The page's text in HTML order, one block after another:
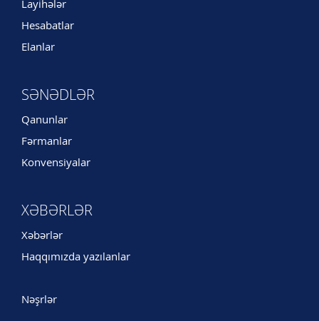
Layihələr
Hesabatlar
Elanlar
SƏNƏDLƏR
Qanunlar
Fərmanlar
Konvensiyalar
XƏBƏRLƏR
Xəbərlər
Haqqımızda yazılanlar
Nəşrlər